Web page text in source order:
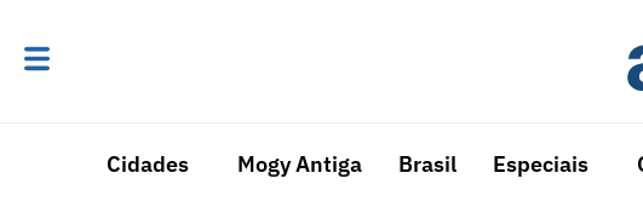
Cidades Mogy Antiga Brasil Especiais